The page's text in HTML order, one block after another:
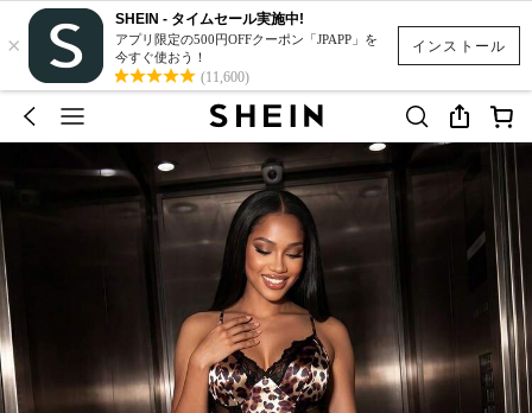
インストール
×
SHEIN - タイムセール実施中!
アプリ限定の500円OFFクーポン「JPAPP」を
今すぐ使おう！
(11,600)